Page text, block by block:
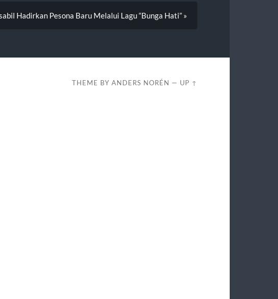
Hadirkan Pesona Baru Melalui Lagu “Bunga Hati” »
THEME BYANDERS NORÉN — UP ↑